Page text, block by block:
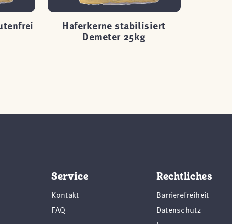
Haferkerne stabilisiert
Demeter 25kg
Service
Kontakt
FAQ
Rechtliches
Barrierefreiheit
Datenschutz